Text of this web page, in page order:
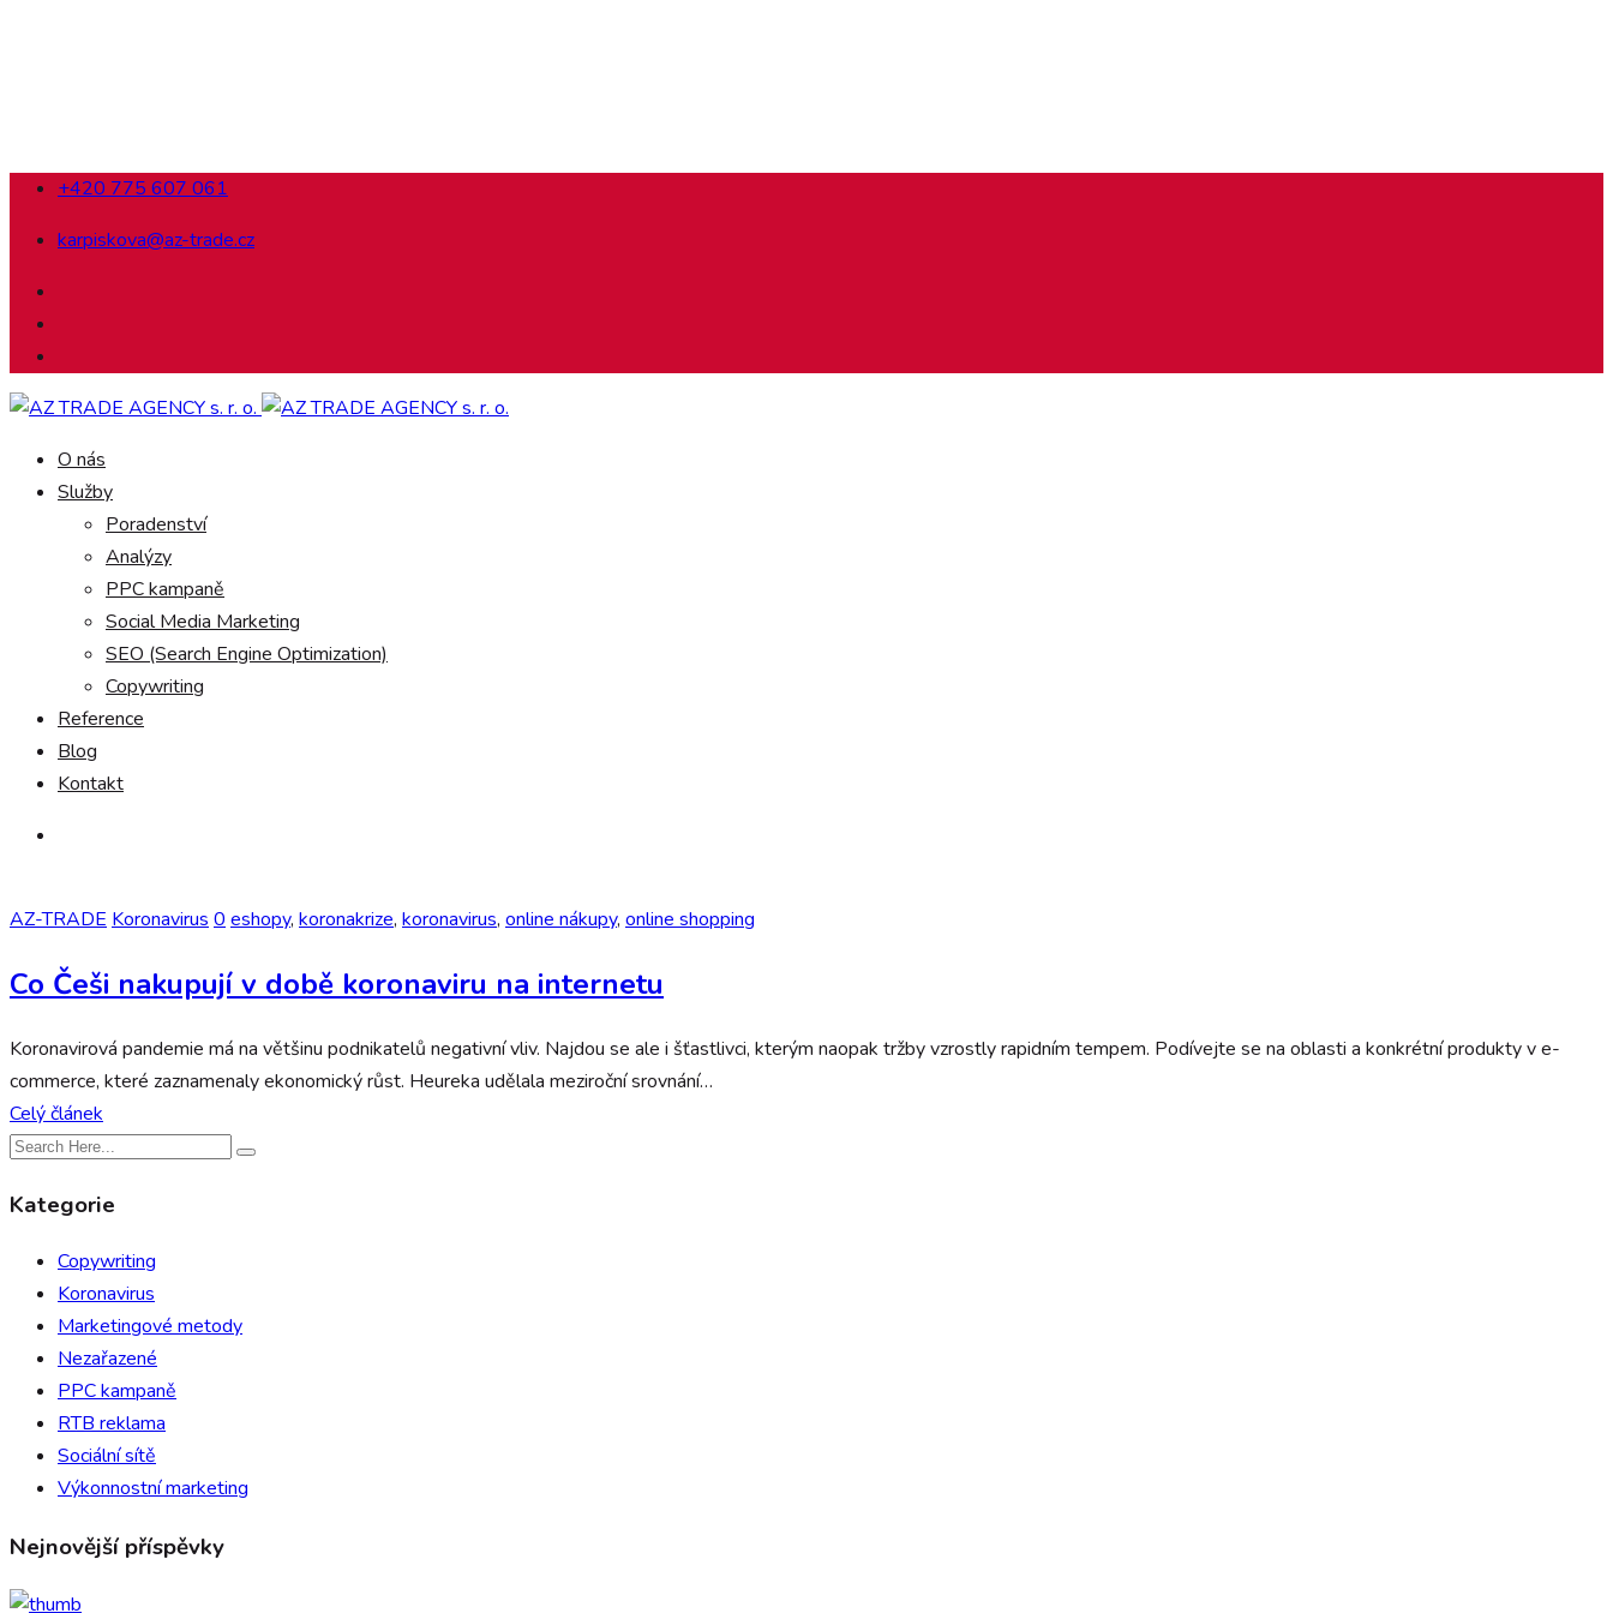
+420 775 607 061
karpiskova@az-trade.cz
O nás
Služby
Poradenství
Analýzy
PPC kampaně
Social Media Marketing
SEO (Search Engine Optimization)
Copywriting
Reference
Blog
Kontakt
AZ-TRADE Koronavirus 0 eshopy, koronakrize, koronavirus, online nákupy, online shopping
Co Češi nakupují v době koronaviru na internetu
Koronavirová pandemie má na většinu podnikatelů negativní vliv. Najdou se ale i šťastlivci, kterým naopak tržby vzrostly rapidním tempem. Podívejte se na oblasti a konkrétní produkty v e-
commerce, které zaznamenaly ekonomický růst. Heureka udělala meziroční srovnání…
Celý článek
Kategorie
Copywriting
Koronavirus
Marketingové metody
Nezařazené
PPC kampaně
RTB reklama
Sociální sítě
Výkonnostní marketing
Nejnovější příspěvky